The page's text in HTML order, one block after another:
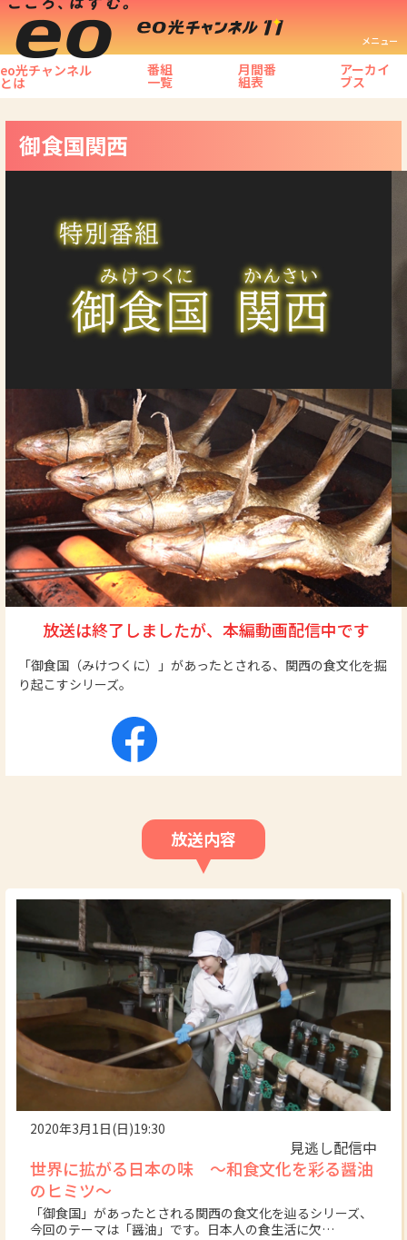
メニュー
eo光チャンネル
とは
番組
一覧
月間番
組表
アーカイ
ブス
御食国関西
放送は終了しましたが、本編動画配信中です
「御食国（みけつくに）」があったとされる、関西の食文化を掘
り起こすシリーズ。
放送内容
2020年3月1日(日)19:30
見逃し配信中
世界に拡がる日本の味 ～和食文化を彩る醤油
のヒミツ～
「御⾷国」があったとされる関⻄の⾷⽂化を辿るシリーズ、
今回のテーマは「醤油」です。日本人の食生活に欠…